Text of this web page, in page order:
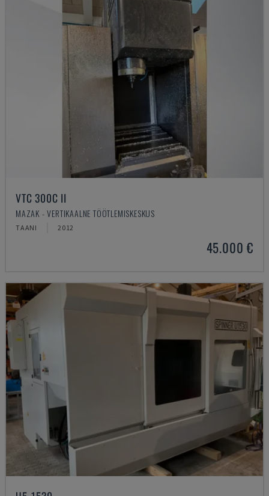
VTC 300C II
MAZAK - VERTIKAALNE TÖÖTLEMISKESKUS
TAANI 2012
45.000 €